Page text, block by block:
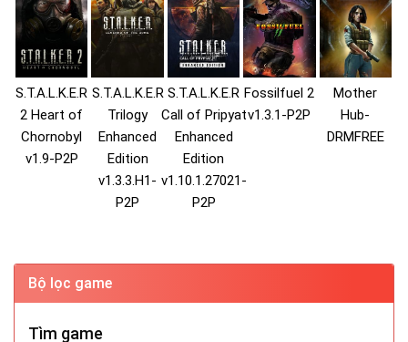
S.T.A.L.K.E.R
2 Heart of
Chornobyl
v1.9-P2P
S.T.A.L.K.E.R
Trilogy
Enhanced
Edition
v1.3.3.H1-
P2P
S.T.A.L.K.E.R
Call of Pripyat
Enhanced
Edition
v1.10.1.27021-
P2P
Fossilfuel 2
v1.3.1-P2P
Mother
Hub-
DRMFREE
Bộ lọc game
Tìm game